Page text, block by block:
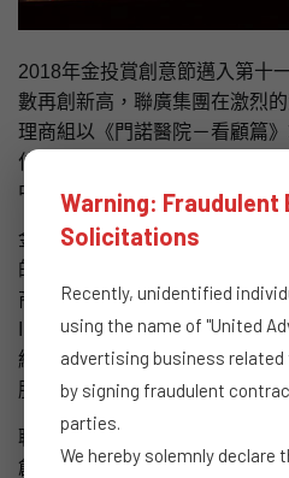
2018年金投賞創意節邁入第十
數再創新高，聯廣集團在激烈
理商組以《門諾醫院－看顧篇
位的作品《全家便利商店－有
中華區數字代理商第三名！
金投賞是在大中華區知名的商
的品牌和企業，鼓勵各公司用
商業回報。金投賞的英文ROI就
Investment。目前每年有超過
線的專業公司和國際品牌及超
脱穎而出相當難得。
聯廣集團創意長狄運昌(Michael
創意就是要追求創造傑出的成
Warning: Fraudulent
Solicitations
Recently, unidentified
using the name of "United
advertising business
by signing fraudulent
parties.
We hereby solemnly